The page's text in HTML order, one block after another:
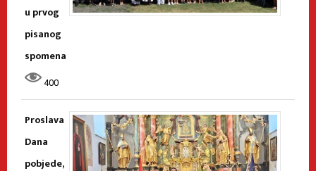
u prvog
pisanog
spomena
400
Proslava
Dana
pobjede,